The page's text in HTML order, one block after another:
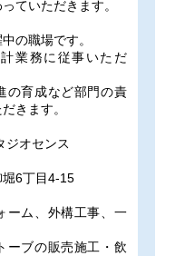
ていただきます。
の職場です。
業務に従事いただ
育成など部門の責
きます。
ジオセンス
6丁目4-15
、外構工事、一
の販売施工・飲